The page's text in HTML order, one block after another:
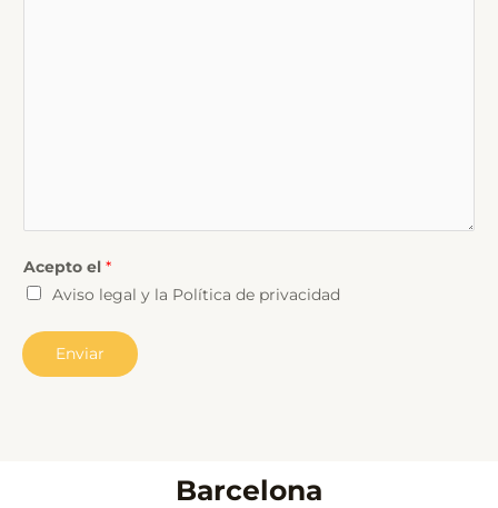
Acepto el *
Aviso legal y la Política de privacidad
Enviar
Barcelona